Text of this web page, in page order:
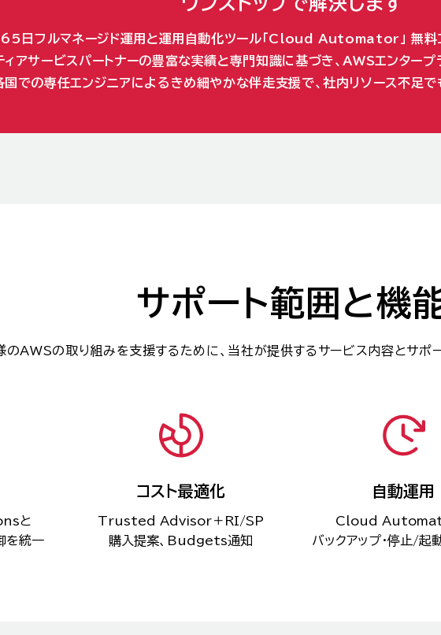
日フルマネージド運用と運用自動化ツール「Cloud Automator」 無料
ィアサービスパートナーの豊富な実績と専門知識に基づき、AWSエンター
国での専任エンジニアによるきめ細やかな伴走支援で、社内リソース不足
サポート範囲と機
のAWSの取り組みを支援するために、当社が提供するサービス内容とサポ
と
を統一
コスト最適化
Trusted Advisor＋RI/SP
購入提案、Budgets通知
自動運用
Cloud
バックアップ・停止/起